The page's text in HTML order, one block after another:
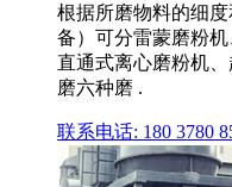
根据所磨物料的细
备）可分雷蒙磨粉机
直通式离心磨粉机
磨六种磨 .
联系电话: 180 3780